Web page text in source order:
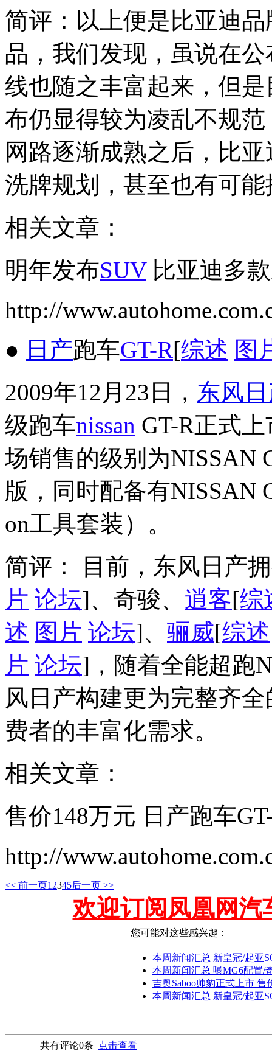
简评：以上便是比亚迪
品，我们发现，虽说在
线也随之丰富起来，但
布仍显得较为凌乱不规
网路逐渐成熟之后，比
洗牌规划，甚至也有可
相关文章：
明年发布SUV比亚迪多
http://
● 日产跑车GT-R[综述 图
2009年12月23日， 东风
级跑车nissan GT-R正式
场销售的级别为NISSAN
版，同时配备有NISSAN
on工具套装）。
简评： 目前，东风日产
片 论坛]、奇骏、 逍客[综
述 图片 论坛]、 骊威[综述
片 论坛]，随着全能超跑
风日产构建更为完整齐
费者的丰富化需求。
相关文章：
售价148万元 日产跑车
http://
<< 前一页1 2345后一页 >>
欢迎订阅凤凰网汽
您可能对这些感兴趣：
本周新闻汇总 新皇冠/起亚
本周新闻汇总 曝MG6配置/
吉奥Saboo帅豹正式上市 售
本周新闻汇总 新皇冠/起亚
共有评论0条
点击查看